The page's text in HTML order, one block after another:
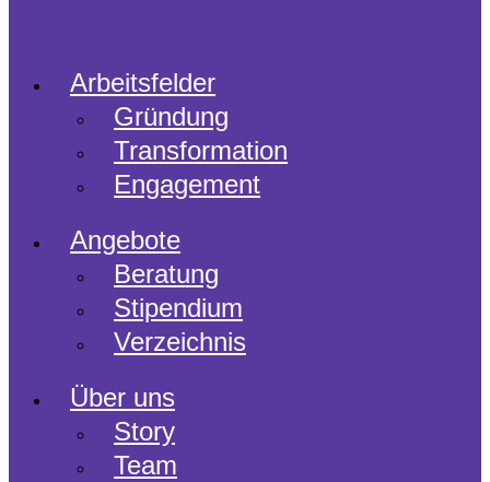
Arbeitsfelder
Gründung
Transformation
Engagement
Angebote
Beratung
Stipendium
Verzeichnis
Über uns
Story
Team